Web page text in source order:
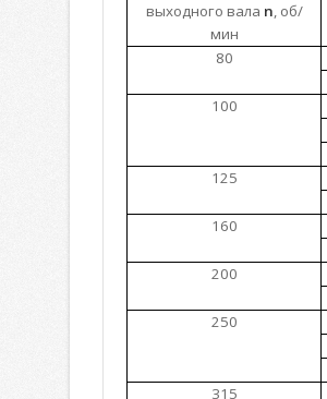
выходного вала n, об/
мин
80
100
125
160
200
250
315